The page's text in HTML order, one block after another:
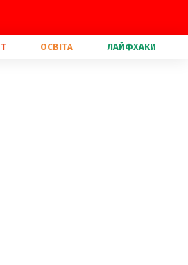
ОСВІТА ЛАЙФХАКИ